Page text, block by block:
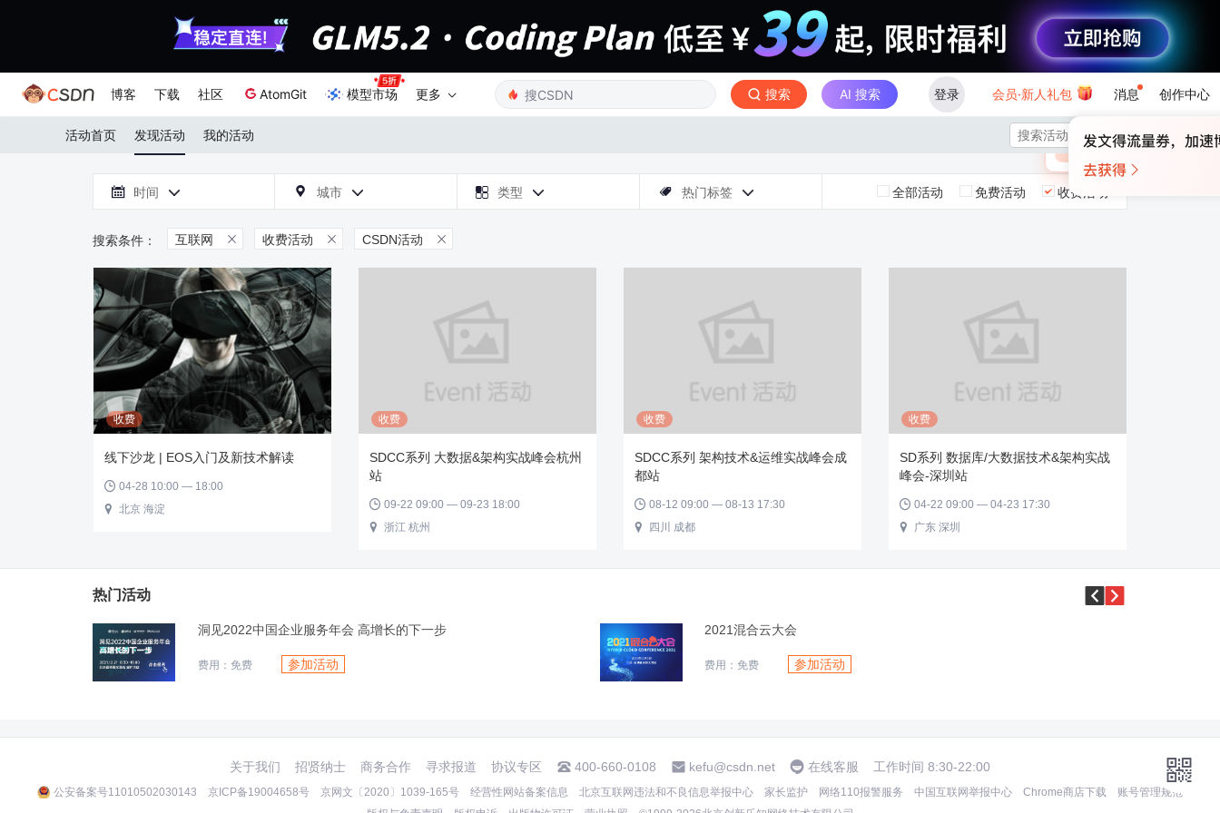
博客 下载 社区 AtomGit 模型市场 更多 搜索 AI 搜索 登录 会员·新人礼包 消息 创作中心
×
🎁
未登录
活动首页 发现活动 我的活动 
 时间   城市   类型   热门标签  全部活动 免费活动 收费活动
互联网  收费活动  CSDN活动 
收费
线下沙龙 | EOS入门及新技术解读
 04-28 10:00 — 18:00
 北京 海淀
收费
SDCC系列 大数据&架构实战峰会杭州
站
 09-22 09:00 — 09-23 18:00
 浙江 杭州
收费
SDCC系列 架构技术&运维实战峰会成
都站
 08-12 09:00 — 08-13 17:30
 四川 成都
收费
SD系列 数据库/大数据技术&架构实战
峰会-深圳站
 04-22 09:00 — 04-23 17:30
 广东 深圳
热门活动 
洞见2022中国企业服务年会 高增长的下一步
费用：免费 参加活动
2021混合云大会
费用：免费 参加活动

关于我们 招贤纳士 商务合作 寻求报道 协议专区 400-660-0108 kefu@csdn.net 在线客服 工作时间 8:30-22:00
公安备案号11010502030143 京ICP备19004658号 京网文〔2020〕1039-165号 经营性网站备案信息 北京互联网违法和不良信息举报中心 家长监护 网络110报警服务 中国互联网举报中心 Chrome商店下载
账号管理规范